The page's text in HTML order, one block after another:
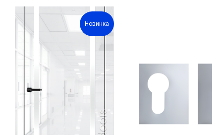
Новинка
двери.23
замер
наши работы
алюминиевые
перегородки